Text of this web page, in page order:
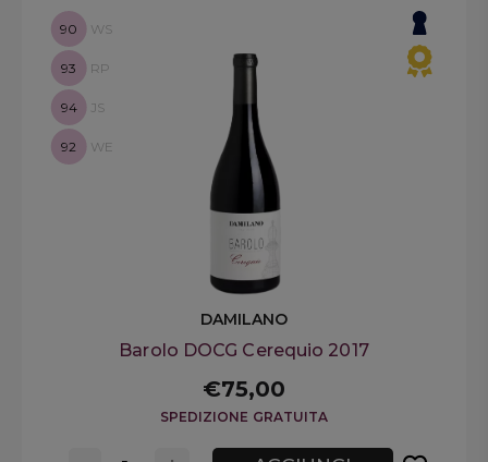
90 WS
93 RP
94 JS
92 WE
DAMILANO
Barolo DOCG Cerequio 2017
€75,00
SPEDIZIONE GRATUITA